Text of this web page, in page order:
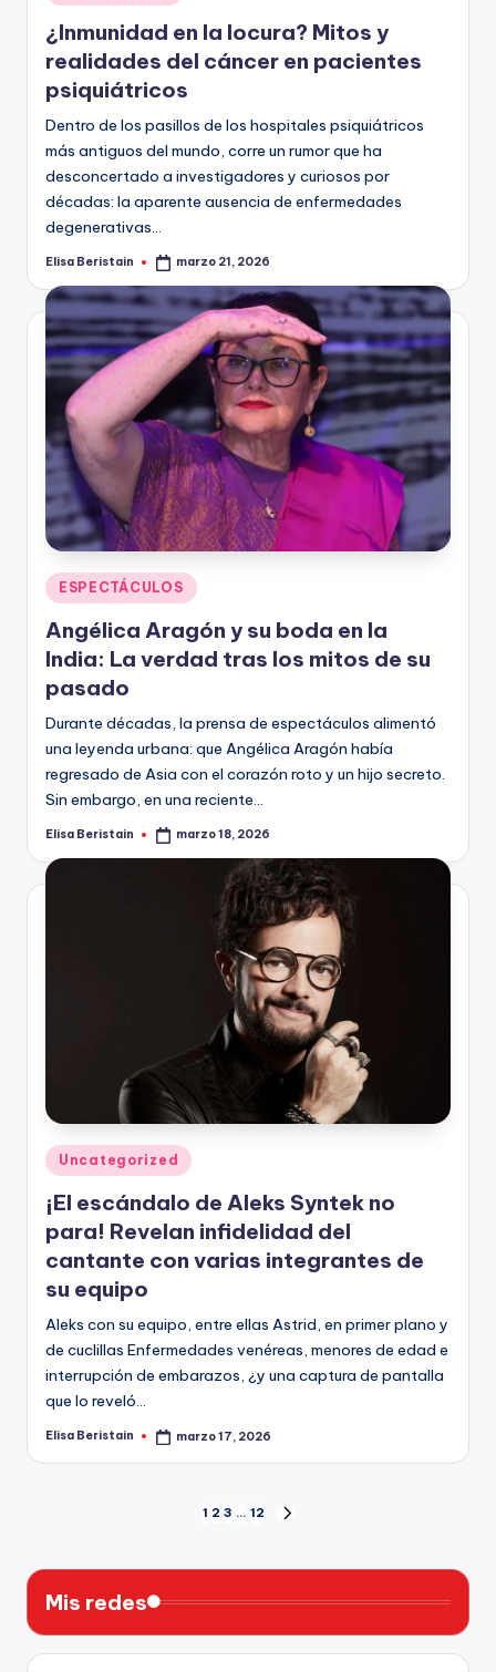
en
¿Inmunidad en la locura? Mitos y
realidades del cáncer en pacientes
psiquiátricos
Dentro de los pasillos de los hospitales psiquiátricos
más antiguos del mundo, corre un rumor que ha
desconcertado a investigadores y curiosos por
décadas: la aparente ausencia de enfermedades
degenerativas…
Publicado
Elisa Beristain marzo 21, 2026
Publicado
en
ESPECTÁCULOS
Angélica Aragón y su boda en la
India: La verdad tras los mitos de su
pasado
Durante décadas, la prensa de espectáculos alimentó
una leyenda urbana: que Angélica Aragón había
regresado de Asia con el corazón roto y un hijo secreto.
Sin embargo, en una reciente…
Publicado
Elisa Beristain marzo 18, 2026
Publicado
en
Uncategorized
¡El escándalo de Aleks Syntek no
para! Revelan infidelidad del
cantante con varias integrantes de
su equipo
Aleks con su equipo, entre ellas Astrid, en primer plano y
de cuclillas Enfermedades venéreas, menores de edad e
interrupción de embarazos, ¿y una captura de pantalla
que lo reveló…
Publicado
Elisa Beristain marzo 17, 2026
Paginación
de
entradas
1 2 3 … 12
Mis redes